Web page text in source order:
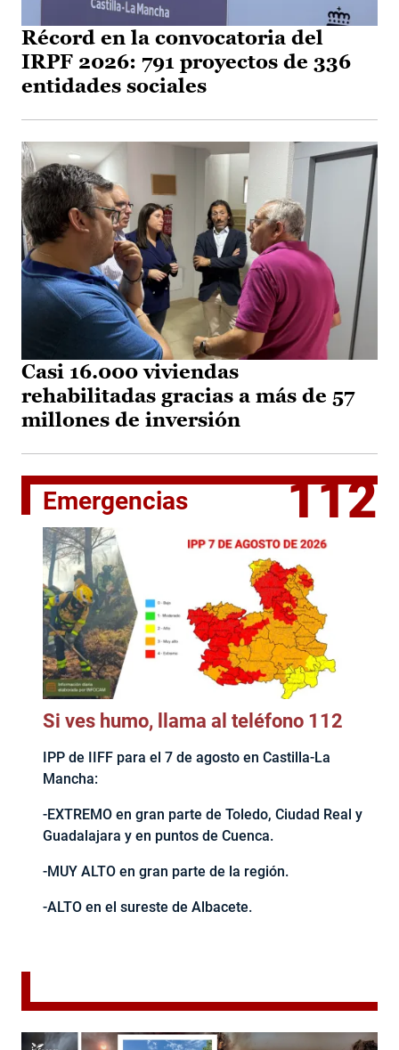
Récord en la convocatoria del
IRPF 2026: 791 proyectos de 336
entidades sociales
Casi 16.000 viviendas
rehabilitadas gracias a más de 57
millones de inversión
Emergencias 112
Si ves humo, llama al teléfono 112
IPP de IIFF para el 7 de agosto en Castilla-La
Mancha:
-EXTREMO en gran parte de Toledo, Ciudad Real y
Guadalajara y en puntos de Cuenca.
-MUY ALTO en gran parte de la región.
-ALTO en el sureste de Albacete.